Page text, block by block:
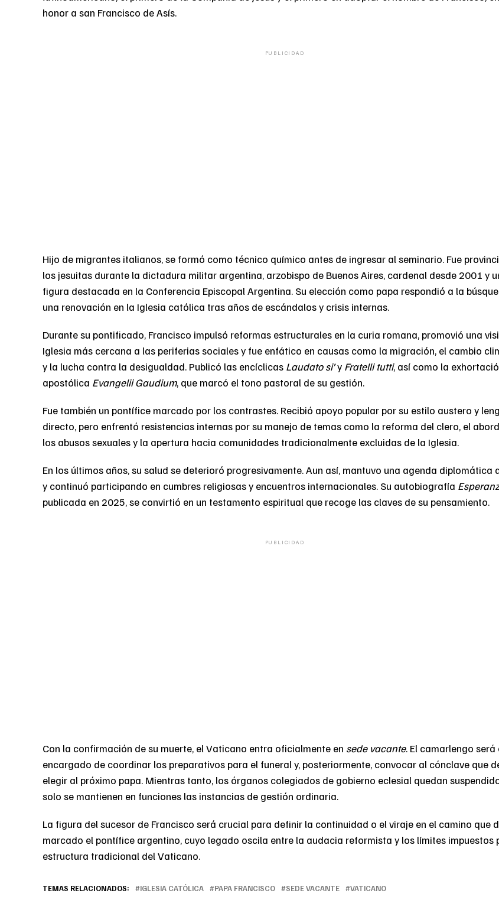
honor a san Francisco de Asís.
PUBLICIDAD
Hijo de migrantes italianos, se formó como técnico químico antes de ingresar al seminario. Fue
los jesuitas durante la dictadura militar argentina, arzobispo de Buenos Aires, cardenal desde 2001 y
figura destacada en la Conferencia Episcopal Argentina. Su elección como papa respondió a la
una renovación en la Iglesia católica tras años de escándalos y crisis internas.
Durante su pontificado, Francisco impulsó reformas estructurales en la curia romana, promovió una
Iglesia más cercana a las periferias sociales y fue enfático en causas como la migración, el cambio
y la lucha contra la desigualdad. Publicó las encíclicas Laudato si’y Fratelli tutti, así como la
apostólica Evangelii Gaudium, que marcó el tono pastoral de su gestión.
Fue también un pontífice marcado por los contrastes. Recibió apoyo popular por su estilo austero y
directo, pero enfrentó resistencias internas por su manejo de temas como la reforma del clero, el
los abusos sexuales y la apertura hacia comunidades tradicionalmente excluidas de la Iglesia.
En los últimos años, su salud se deterioró progresivamente. Aun así, mantuvo una agenda diplomática
y continuó participando en cumbres religiosas y encuentros internacionales. Su autobiografía
publicada en 2025, se convirtió en un testamento espiritual que recoge las claves de su pensamiento.
PUBLICIDAD
Con la confirmación de su muerte, el Vaticano entra oficialmente en sede vacante. El camarlengo será
encargado de coordinar los preparativos para el funeral y, posteriormente, convocar al cónclave que
elegir al próximo papa. Mientras tanto, los órganos colegiados de gobierno eclesial quedan
solo se mantienen en funciones las instancias de gestión ordinaria.
La figura del sucesor de Francisco será crucial para definir la continuidad o el viraje en el camino que
marcado el pontífice argentino, cuyo legado oscila entre la audacia reformista y los límites impuestos
estructura tradicional del Vaticano.
TEMAS RELACIONADOS: IGLESIA CATÓLICA PAPA FRANCISCO SEDE VACANTE VATICANO